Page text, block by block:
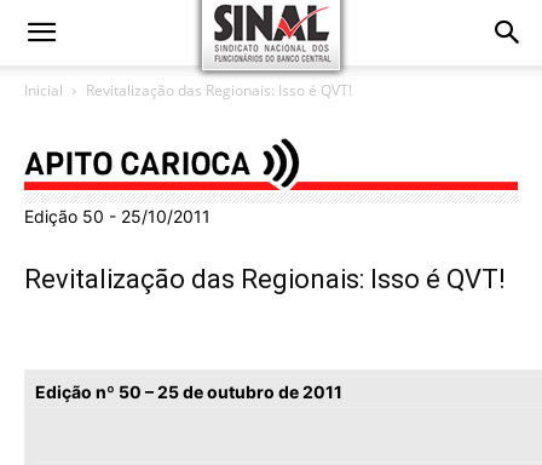
Inicial Revitalização das Regionais: Isso é QVT!
Edição 50 - 25/10/2011
Revitalização das Regionais: Isso é QVT!
Edição nº 50 – 25 de outubro de 2011